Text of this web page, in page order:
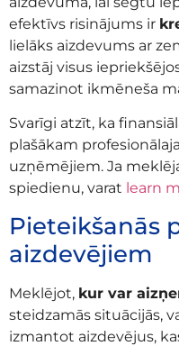
efektīvs risinājums ir
lielāks aizdevums ar
aizstāj visus
samazinot ikmēneša
Svarīgi atzīt, ka
plašākam
uzņēmējiem. Ja
spiedienu, varat learn
Pieteikšanās
aizdevējiem
Meklējot, kur var
steidzamās situācijās,
izmantot aizdevējus,